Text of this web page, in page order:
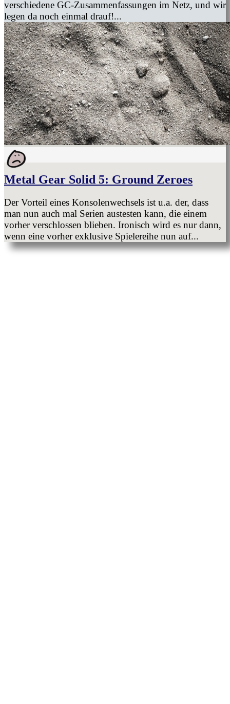
verschiedene GC-Zusammenfassungen im Netz, und wir
legen da noch einmal drauf!...
Metal Gear Solid 5: Ground Zeroes
Der Vorteil eines Konsolenwechsels ist u.a. der, dass
man nun auch mal Serien austesten kann, die einem
vorher verschlossen blieben. Ironisch wird es nur dann,
wenn eine vorher exklusive Spielereihe nun auf...